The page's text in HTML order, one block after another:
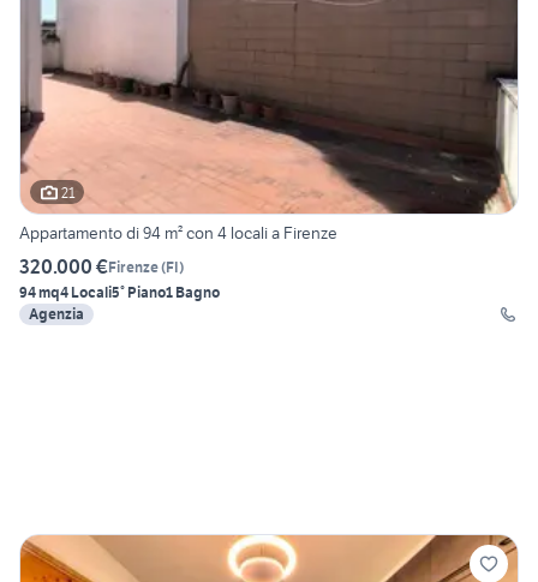
21
Appartamento di 94 m² con 4 locali a Firenze
320.000 €Firenze(FI)
94 mq4 Locali5° Piano1 Bagno
Agenzia